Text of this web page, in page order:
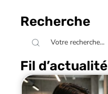
Recherche
Fil d’actualité